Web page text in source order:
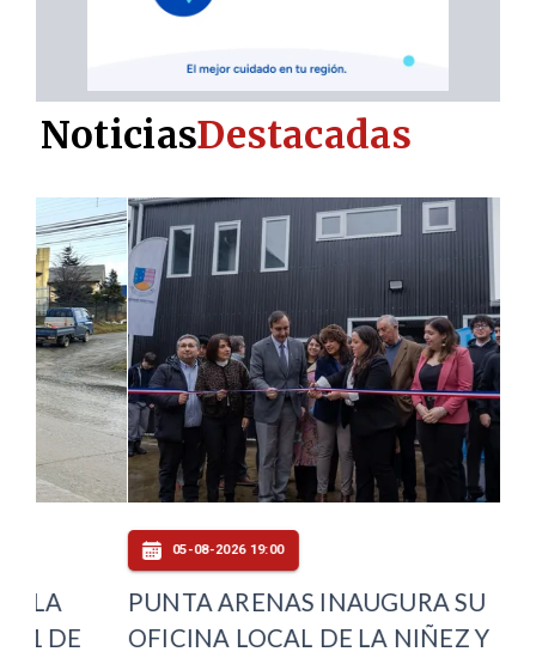
05-08-2026 19:00
PUNTA ARENAS INAUGURA SU
OFICINA LOCAL DE LA NIÑEZ Y
NoticiasDestacadas